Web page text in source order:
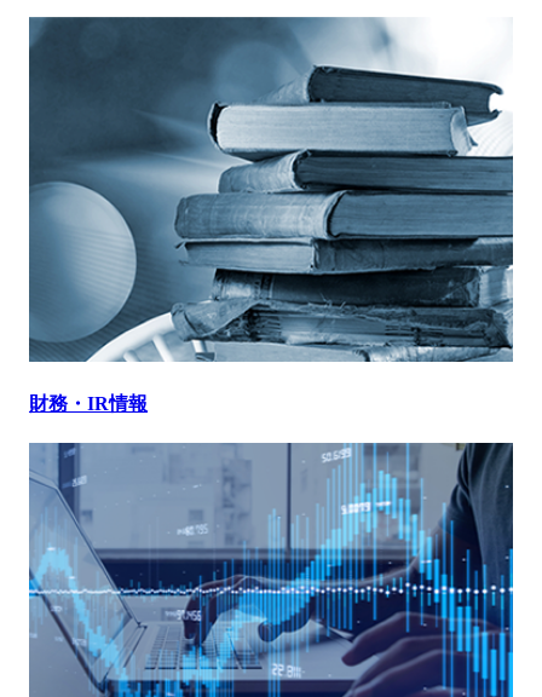
財務・IR情報